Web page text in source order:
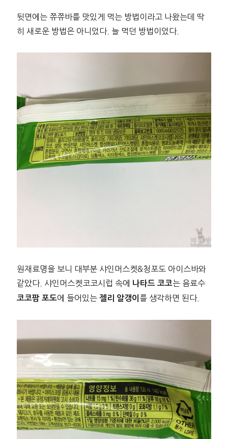
뒷면에는 쮸쮸바를 맛있게 먹는 방법이라고 나왔는데 딱
히 새로운 방법은 아니었다. 늘 먹던 방법이었다.
원재료명을 보니 대부분 샤인머스켓&청포도 아이스바와
같았다. 샤인머스켓코코시럽 속에 나타드 코코는 음료수
코코팜 포도에 들어있는 젤리 알갱이 를 생각하면 된다.